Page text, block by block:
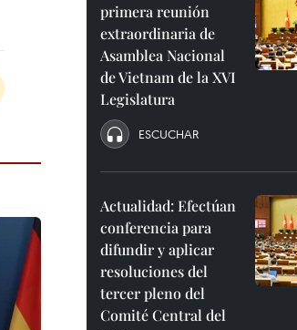
primera reunión
extraordinaria de
Asamblea Nacional
de Vietnam de la XVI
Legislatura
ESCUCHAR
Actualidad: Efectúan
conferencia para
difundir y aplicar
resoluciones del
tercer pleno del
Comité Central del